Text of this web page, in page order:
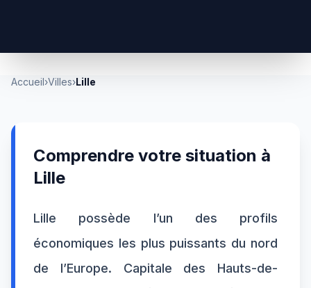
Accueil›Villes›Lille
Comprendre votre situation à
Lille
Lille possède l’un des profils
économiques les plus puissants du nord
de l’Europe. Capitale des Hauts-de-